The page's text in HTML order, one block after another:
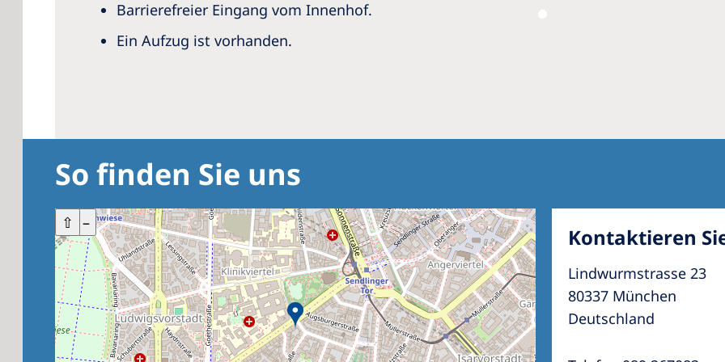
Barrierefreier Eingang vom Innenhof.
Ein Aufzug ist vorhanden.
So finden Sie uns
+ –
⇧
Kontaktieren
Lindwurmstrasse 23
80337 München
Deutschland